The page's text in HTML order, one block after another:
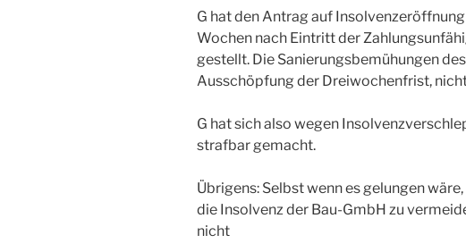
G hat den Antrag auf
Wochen nach Eintritt der
gestellt. Die Sanierungsbemühungen
Ausschöpfung der Dreiwochenfrist,
G hat sich also wegen
strafbar gemacht.
Übrigens: Selbst wenn es gelungen
die Insolvenz der Bau-GmbH zu
nicht